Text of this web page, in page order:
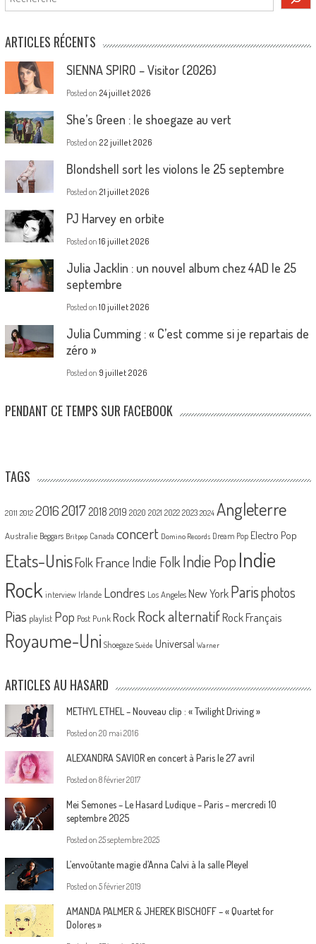
ARTICLES RÉCENTS
SIENNA SPIRO – Visitor (2026)
Posted on 24 juillet 2026
She’s Green : le shoegaze au vert
Posted on 22 juillet 2026
Blondshell sort les violons le 25 septembre
Posted on 21 juillet 2026
PJ Harvey en orbite
Posted on 16 juillet 2026
Julia Jacklin : un nouvel album chez 4AD le 25
septembre
Posted on 10 juillet 2026
Julia Cumming : « C’est comme si je repartais de
zéro »
Posted on 9 juillet 2026
PENDANT CE TEMPS SUR FACEBOOK
TAGS
2011 2012 20162017 2018 2019 2020 2021 2022 2023 2024 Angleterre
Australie Beggars Britpop Canada concert Domino Records Dream Pop Electro Pop
Etats-UnisFolk France Indie Folk Indie PopIndie
Rock interview Irlande Londres Los Angeles New York Parisphotos
Pias playlist Pop Post Punk Rock Rock alternatif Rock Français
Royaume-Uni Shoegaze Suède Universal Warner
ARTICLES AU HASARD
METHYL ETHEL – Nouveau clip : « Twilight Driving »
Posted on 20 mai 2016
ALEXANDRA SAVIOR en concert à Paris le 27 avril
Posted on 8 février 2017
Mei Semones – Le Hasard Ludique – Paris – mercredi 10
septembre 2025
Posted on 25 septembre 2025
L’envoûtante magie d’Anna Calvi à la salle Pleyel
Posted on 5 février 2019
AMANDA PALMER & JHEREK BISCHOFF – « Quartet for
Dolores »